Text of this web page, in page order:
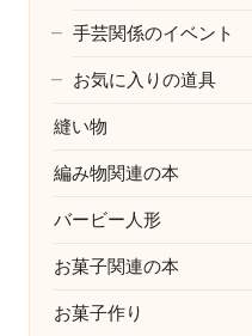
手芸関係のイベント
お気に入りの道具
縫い物
編み物関連の本
バービー人形
お菓子関連の本
お菓子作り